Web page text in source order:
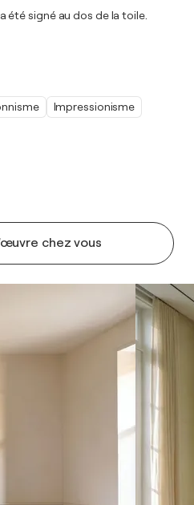
chez vous
été signé au dos de la toile.
Impressionisme